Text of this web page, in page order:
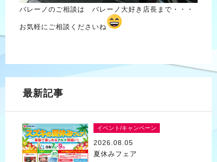
バレーノのご相談は バレーノ大好き店長まで・・・
お気軽にご相談くださいね
最新記事
イベント/キャンペーン
2026.08.05
夏休みフェア